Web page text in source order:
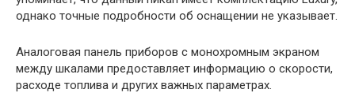
однако точные подробности об оснащении не указывает.
Аналоговая панель приборов с монохромным экраном
между шкалами предоставляет информацию о скорости,
расходе топлива и других важных параметрах.